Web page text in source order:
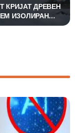
КРИЈАТ ДРЕВЕН
ИЗОЛИРАН